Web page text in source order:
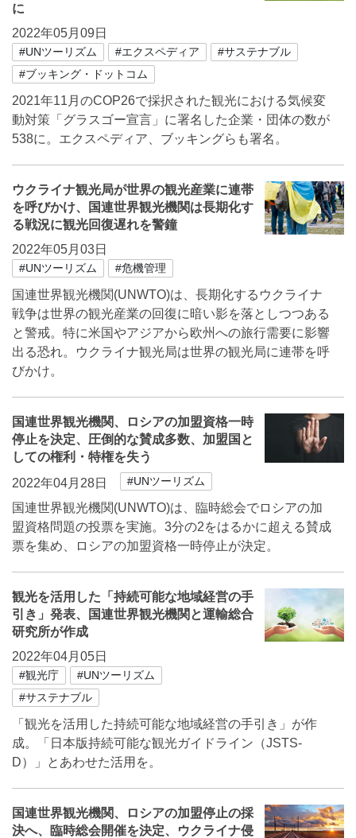
に
2022年05月09日
#UNツーリズム #エクスペディア
#サステナブル
#ブッキング・ドットコム
2021年11月のCOP26で採択された観光における気候変
動対策「グラスゴー宣言」に署名した企業・団体の数が
538に。エクスペディア、ブッキングらも署名。
ウクライナ観光局が世界の観光産業に連帯
を呼びかけ、国連世界観光機関は長期化す
る戦況に観光回復遅れを警鐘
2022年05月03日
#UNツーリズム #危機管理
国連世界観光機関(UNWTO)は、長期化するウクライナ
戦争は世界の観光産業の回復に暗い影を落としつつある
と警戒。特に米国やアジアから欧州への旅行需要に影響
出る恐れ。ウクライナ観光局は世界の観光局に連帯を呼
びかけ。
国連世界観光機関、ロシアの加盟資格一時
停止を決定、圧倒的な賛成多数、加盟国と
しての権利・特権を失う
2022年04月28日
#UNツーリズム
国連世界観光機関(UNWTO)は、臨時総会でロシアの加
盟資格問題の投票を実施。3分の2をはるかに超える賛成
票を集め、ロシアの加盟資格一時停止が決定。
観光を活用した「持続可能な地域経営の手
引き」発表、国連世界観光機関と運輸総合
研究所が作成
2022年04月05日
#観光庁
#UNツーリズム
#サステナブル
「観光を活用した持続可能な地域経営の手引き」が作
成。「日本版持続可能な観光ガイドライン（JSTS-
D）」とあわせた活用を。
国連世界観光機関、ロシアの加盟停止の採
決へ、臨時総会開催を決定、ウクライナ侵